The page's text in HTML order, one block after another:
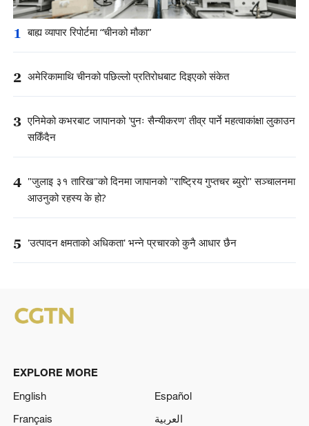
1 बाह्य व्यापार रिपोर्टमा “चीनको मौका”
2 अमेरिकामाथि चीनको पछिल्लो प्रतिरोधबाट दिइएको संकेत
3 एनिमेको कभरबाट जापानको 'पुनः सैन्यीकरण' तीव्र पार्ने महत्वाकांक्षा लुकाउन
सकिँदैन
4 "जुलाइ ३१ तारिख"को दिनमा जापानको "राष्ट्रिय गुप्तचर ब्युरो" सञ्चालनमा
आउनुको रहस्य के हो?
5 'उत्पादन क्षमताको अधिकता' भन्ने प्रचारको कुनै आधार छैन
EXPLORE MORE
English
Español
Français
العربية